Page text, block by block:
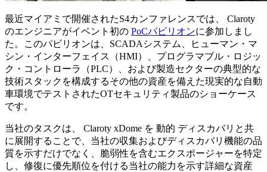
最近マイアミで開催されたS4カンファレンスでは、 Claroty
のエンジニアがイベント初の PoCパビリオンに参加しまし
た。このパビリオンは、SCADAシステム、ヒューマン・マ
シン・インターフェイス（HMI）、プログラマブル・ロジッ
ク・コントローラ（PLC）、および製造セクターの典型的な
技術スタックを構成するその他の資産を備えた現実的な自動
車環境でテストされたOTセキュリティ製品のショーケース
です。
当社のタスクは、 Claroty xDome を 動的 ディスカバリと共
に展開することで、当社の収集およびディスカバリ機能の品
質を示すだけでなく、脆弱性を含むエクスポージャーを特定
し、修復に優先順位を付ける当社の能力を示す詳細な資産